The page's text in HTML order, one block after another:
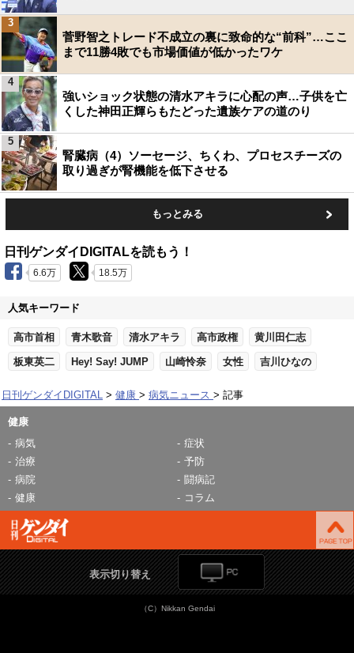
菅野智之トレード不成立の裏に致命的な“前科”…ここ
まで11勝4敗でも市場価値が低かったワケ
3
強いショック状態の清水アキラに心配の声…子供を亡
くした神田正輝らもたどった遺族ケアの道のり
4
腎臓病（4）ソーセージ、ちくわ、プロセスチーズの
取り過ぎが腎機能を低下させる
5
もっとみる
日刊ゲンダイDIGITALを読もう！
6.6万 18.5万
人気キーワード
高市首相 青木歌音 清水アキラ 高市政権 黄川田仁志
板東英二 Hey! Say! JUMP 山崎怜奈 女性 吉川ひなの
日刊ゲンダイDIGITAL 健康 病気ニュース 記事
健康
病気
症状
治療
予防
病院
闘病記
健康
コラム
表示切り替え
（C）Nikkan Gendai